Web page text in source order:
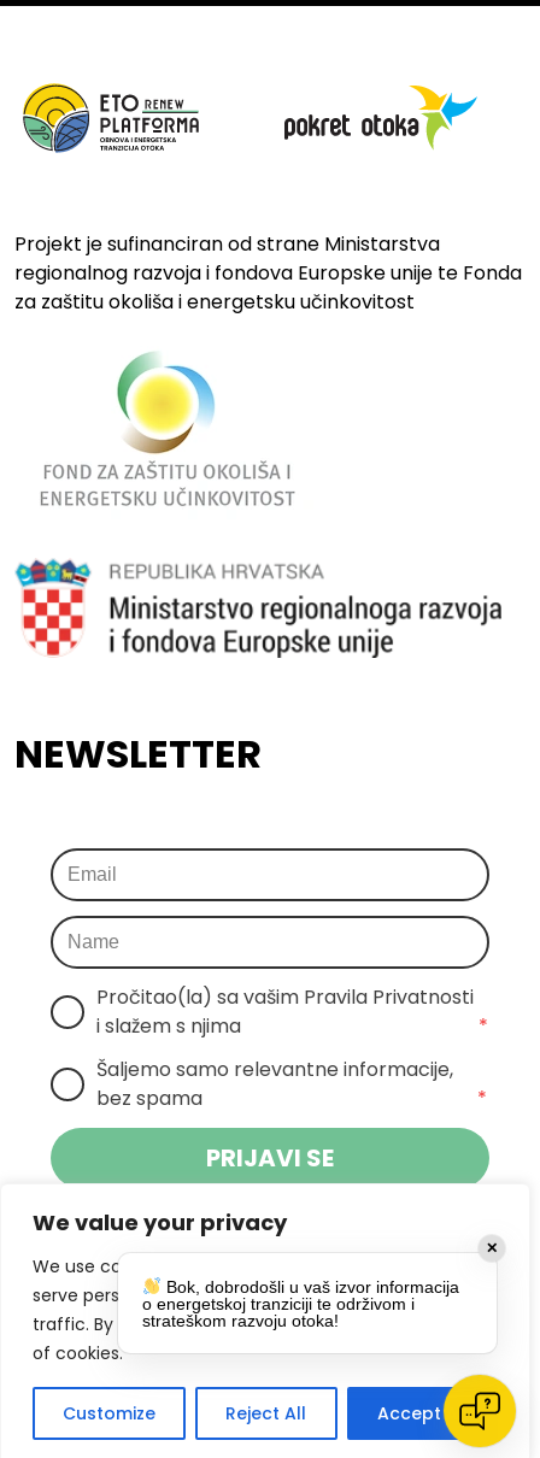
We value your privacy
We use cookies to enhance your browsing experience,
serve personalized ads or content, and analyze our
traffic. By clicking "Accept All", you consent to our use
of cookies.
Customize Reject All Accept All
Projekt je sufinanciran od strane Ministarstva
regionalnog razvoja i fondova Europske unije te Fonda
za zaštitu okoliša i energetsku učinkovitost
NEWSLETTER
Pročitao(la) sa vašim Pravila Privatnosti
i slažem s njima
*
Šaljemo samo relevantne informacije,
bez spama
*
PRIJAVI SE
Klikom na gumb dajete suglasnost za
primanje novosti Pokreta Otoka te se
slažete spolitikom privatnosti.
DRUŠTVENE MREŽE
✕
Bok, dobrodošli u vaš izvor informacija
o energetskoj tranziciji te održivom i
strateškom razvoju otoka!